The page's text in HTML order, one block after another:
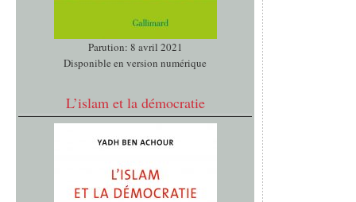
Parution: 8 avril 2021
Disponible en version numérique
L’islam et la démocratie